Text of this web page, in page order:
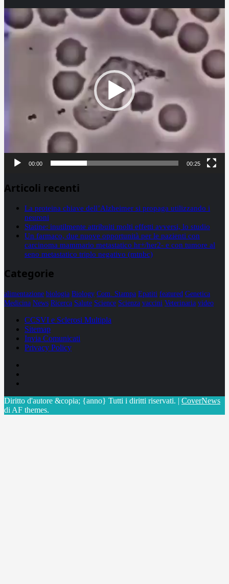
Player
00:00 00:25
Articoli recenti
La proteina chiave dell’Alzheimer si propaga utilizzando i
neuroni
Statine: inutilmente attribuiti molti effetti avversi, lo studio
Un farmaco, due nuove opportunità per le pazienti con
carcinoma mammario metastatico hr+/her2- e con tumore al
seno metastatico triplo negativo (mtnbc)
Categorie
alimentazione biologia Biology Com. Stampa Epatiti featured Genetica
Medicina News Ricerca Salute Science Scienza vaccini Veterinaria video
CCSVI e Sclerosi Multipla
Sitemap
Invia Comunicati
Privacy Policy
Diritto d'autore &copia; {anno} Tutti i diritti riservati. | CoverNews
di AF themes.